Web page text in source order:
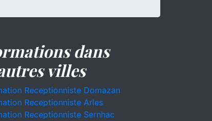
dans
villes
Receptionniste Domazan
Receptionniste Arles
Receptionniste Sernhac